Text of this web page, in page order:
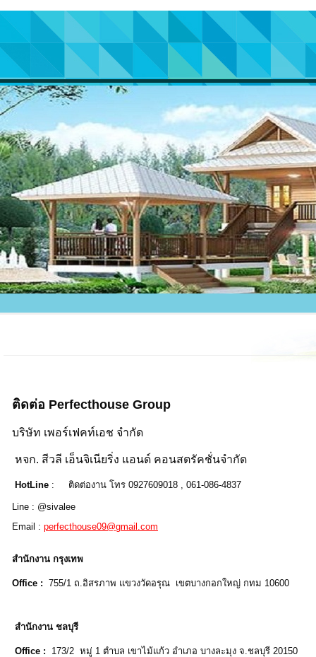
ติดต่อ Perfecthouse Group
บริษัท เพอร์เฟคท์เอช จำกัด
หจก. สีวลี เอ็นจิเนียริ่ง แอนด์ คอนสตรัคชั่นจำกัด
HotLine : ติดต่องาน โทร 0927609018 , 061-086-4837
Line : @sivalee
Email : perfecthouse09@gmail.com
สำนักงาน กรุงเทพ
Office : 755/1 ถ.อิสรภาพ แขวงวัดอรุณ เขตบางกอกใหญ่ กทม
สำนักงาน ชลบุรี
Office : 173/2 หมู่ 1 ตำบล เขาไม้แก้ว อำเภอ บางละมุง จ.ชลบุรี 20150